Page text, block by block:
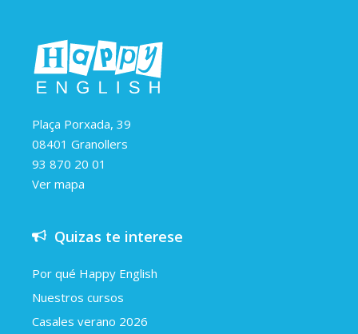
Plaça Porxada, 39
08401 Granollers
93 870 20 01
Ver mapa
Quizas te interese
Por qué Happy English
Nuestros cursos
Casales verano 2026